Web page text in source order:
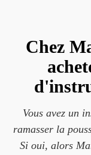
Chez
Vous avez un
ramasser la
Si oui, alors